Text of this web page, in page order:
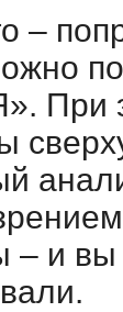
–
При
– и